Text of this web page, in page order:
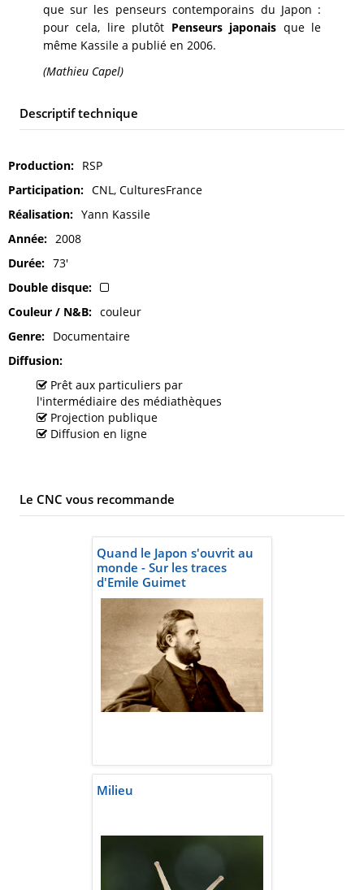
que sur les penseurs contemporains du Japon :
pour cela, lire plutôt Penseurs japonais que le
même Kassile a publié en 2006.
(Mathieu Capel)
Descriptif technique
Production
RSP
Participation
CNL, CulturesFrance
Réalisation
Yann Kassile
Année
2008
Durée
73'
Double disque
Couleur / N&B
couleur
Genre
Documentaire
Diffusion
Prêt aux particuliers par
l'intermédiaire des médiathèques
Projection publique
Diffusion en ligne
Le CNC vous recommande
Quand le Japon s'ouvrit au
monde - Sur les traces
d'Emile Guimet
Milieu